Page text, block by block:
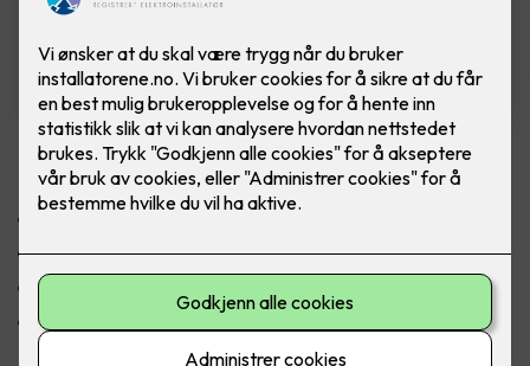
Nobø Top 20 cm 230V 500W
Oppgrader med Clip On Glass
Markedets mest nøyaktige termostat
0.5W standbyeffekt